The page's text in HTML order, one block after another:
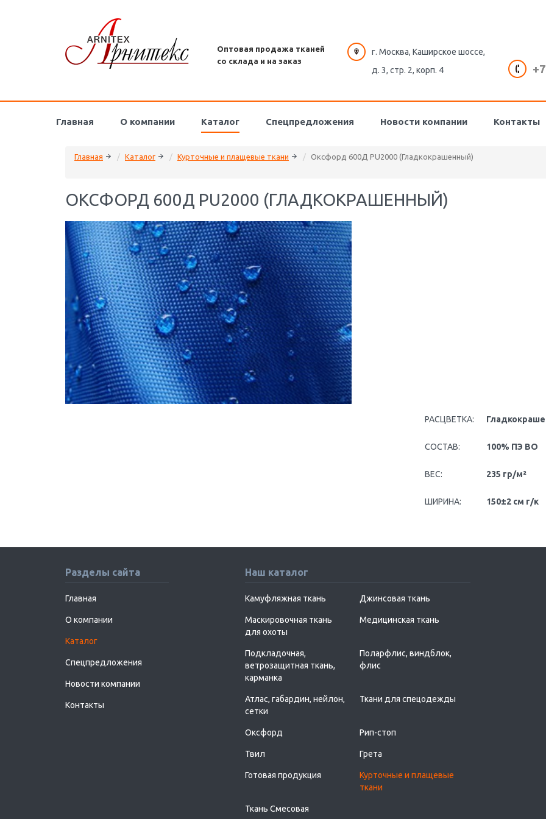
г. Москва, Каширское шоссе,
д. 3, стр. 2, корп. 4
Оптовая продажа тканей
со склада и на заказ
Главная О компании Каталог Спецпредложения Новости компании Контакты
Главная Каталог Курточные и плащевые ткани Оксфорд 600Д PU2000 (Гладкокрашенный)
ОКСФОРД 600Д PU2000 (ГЛАДКОКРАШЕННЫЙ)
РАСЦВЕТКА:
СОСТАВ: 100% ПЭ ВО
ВЕС: 235 гр/м²
ШИРИНА: 150±2 см г/к
Разделы сайта
Главная
О компании
Каталог
Спецпредложения
Новости компании
Контакты
Наш каталог
Камуфляжная ткань Джинсовая ткань
Маскировочная ткань
для охоты
Медицинская ткань
Подкладочная,
ветрозащитная ткань,
карманка
Поларфлис, виндблок,
флис
Атлас, габардин, нейлон,
сетки
Ткани для спецодежды
Оксфорд Рип-стоп
Твил Грета
Готовая продукция
Курточные и плащевые
ткани
Ткань Смесовая